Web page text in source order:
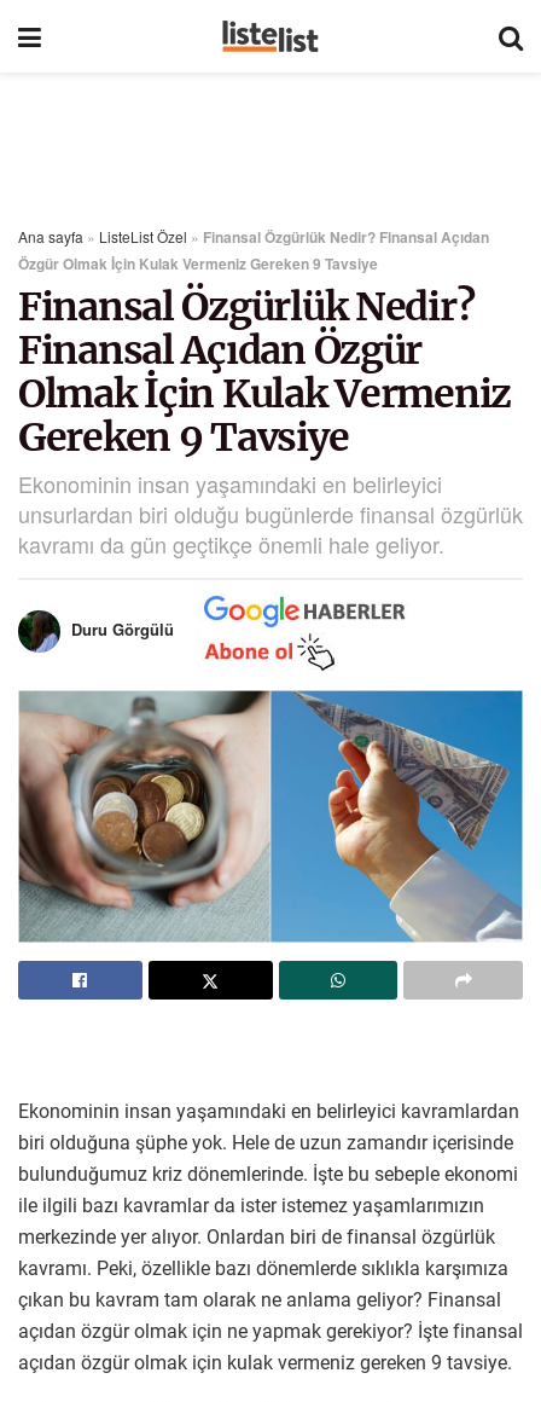
Ana sayfa » ListeList Özel » Finansal Özgürlük Nedir? Finansal Açıdan
Özgür Olmak İçin Kulak Vermeniz Gereken 9 Tavsiye
Finansal Özgürlük Nedir?
Finansal Açıdan Özgür
Olmak İçin Kulak Vermeniz
Gereken 9 Tavsiye
Ekonominin insan yaşamındaki en belirleyici
unsurlardan biri olduğu bugünlerde finansal özgürlük
kavramı da gün geçtikçe önemli hale geliyor.
Duru Görgülü
Ekonominin insan yaşamındaki en belirleyici kavramlardan
biri olduğuna şüphe yok. Hele de uzun zamandır içerisinde
bulunduğumuz kriz dönemlerinde. İşte bu sebeple ekonomi
ile ilgili bazı kavramlar da ister istemez yaşamlarımızın
merkezinde yer alıyor. Onlardan biri de finansal özgürlük
kavramı. Peki, özellikle bazı dönemlerde sıklıkla karşımıza
çıkan bu kavram tam olarak ne anlama geliyor? Finansal
açıdan özgür olmak için ne yapmak gerekiyor? İşte finansal
açıdan özgür olmak için kulak vermeniz gereken 9 tavsiye.